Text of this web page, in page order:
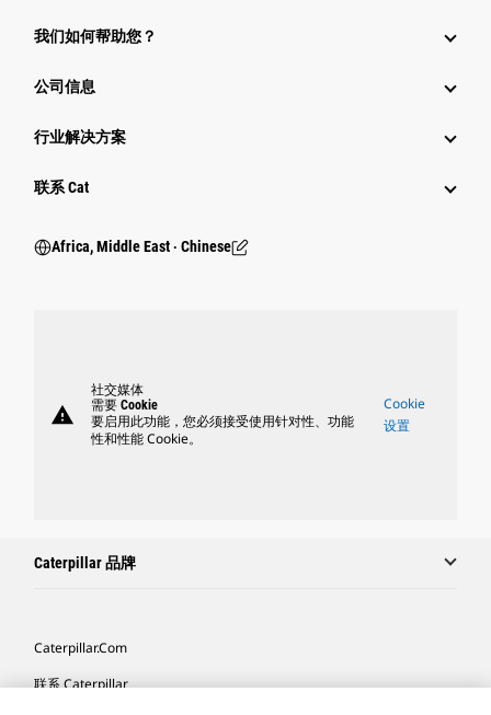
我们如何帮助您？
公司信息
行业解决方案
行业
联系 Cat
Africa, Middle East ‧ Chinese
warning
社交媒体
需要 Cookie
要启用此功能，您必须接受使用针对性、功能
性和性能 Cookie。
Cookie
设置
Caterpillar 品牌
Caterpillar.com
联系 Caterpillar